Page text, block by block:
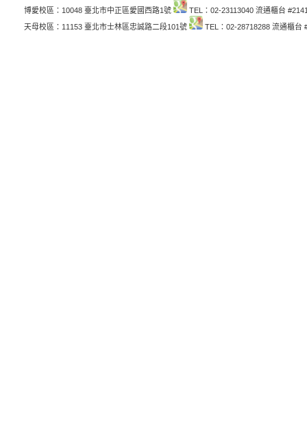
博愛校區：10048 臺北市中正區愛國西路1號
TEL：02-23113040 流通櫃台
天母校區：11153 臺北市士林區忠誠路二段101號
TEL：02-28718288 流通櫃台